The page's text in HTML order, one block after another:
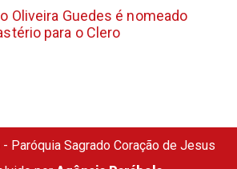
Oliveira Guedes é nomeado
para o Clero
Paróquia Sagrado Coração de Jesus